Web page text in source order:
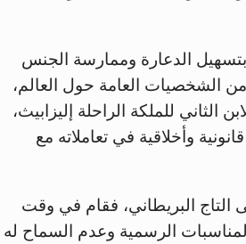
حين أدين بتهم تتعلق بتسهيل الدعارة وممارسة الجنس
الشخصيات العامة حول العالم،
الثاني للملكة الراحلة إليزابيث،
وأخلاقية في تعاملاته مع
التاج البريطاني، فقام في وقت
الرسمية وعدم السماح له